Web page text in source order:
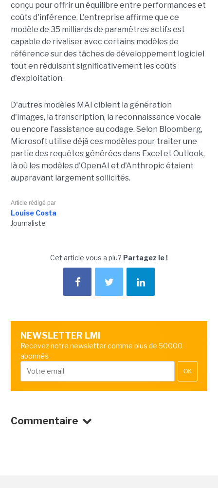
conçu pour offrir un équilibre entre performances et
coûts d'inférence. L'entreprise affirme que ce
modèle de 35 milliards de paramètres actifs est
capable de rivaliser avec certains modèles de
référence sur des tâches de développement logiciel
tout en réduisant significativement les coûts
d'exploitation.
D'autres modèles MAI ciblent la génération
d'images, la transcription, la reconnaissance vocale
ou encore l'assistance au codage. Selon Bloomberg,
Microsoft utilise déjà ces modèles pour traiter une
partie des requêtes générées dans Excel et Outlook,
là où les modèles d'OpenAI et d'Anthropic étaient
auparavant largement sollicités.
Article rédigé par
Louise Costa
Journaliste
Cet article vous a plu? Partagez le !
NEWSLETTER LMI
Recevez notre newsletter comme plus de 50000
abonnés
OK
Commentaire